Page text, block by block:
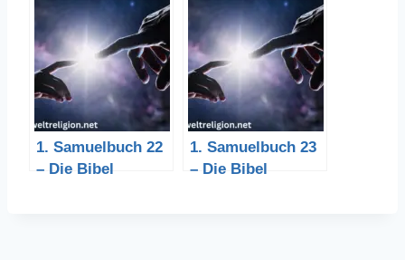
1. Samuelbuch 22
– Die Bibel
1. Samuelbuch 23
– Die Bibel